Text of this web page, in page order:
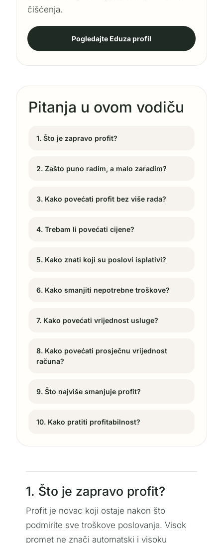
čišćenja.
Pogledajte Eduza profil
Pitanja u ovom vodiču
1. Što je zapravo profit?
2. Zašto puno radim, a malo zaradim?
3. Kako povećati profit bez više rada?
4. Trebam li povećati cijene?
5. Kako znati koji su poslovi isplativi?
6. Kako smanjiti nepotrebne troškove?
7. Kako povećati vrijednost usluge?
8. Kako povećati prosječnu vrijednost
računa?
9. Što najviše smanjuje profit?
10. Kako pratiti profitabilnost?
1. Što je zapravo profit?
Profit je novac koji ostaje nakon što
podmirite sve troškove poslovanja. Visok
promet ne znači automatski i visoku